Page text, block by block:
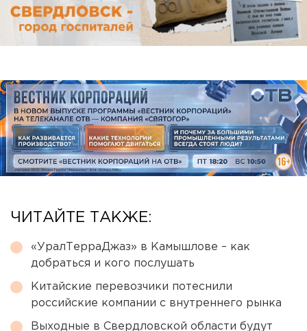
ЧИТАЙТЕ ТАКЖЕ:
«УралТерраДжаз» в Камышлове – как
добраться и кого послушать
Китайские перевозчики потеснили
российские компании с внутреннего рынка
Выходные в Свердловской области будут